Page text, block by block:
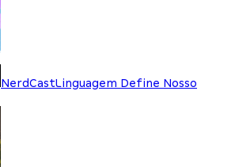
NerdCastLinguagem Define Nosso